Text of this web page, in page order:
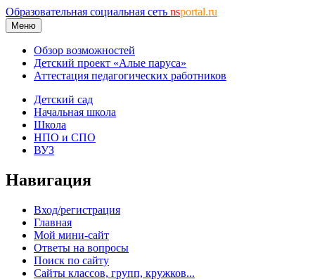
Образовательная социальная сеть nsportal.ru
Меню
Обзор возможностей
Детский проект «Алые паруса»
Аттестация педагогических работников
Детский сад
Начальная школа
Школа
НПО и СПО
ВУЗ
Навигация
Вход/регистрация
Главная
Мой мини-сайт
Ответы на вопросы
Поиск по сайту
Сайты классов, групп, кружков...